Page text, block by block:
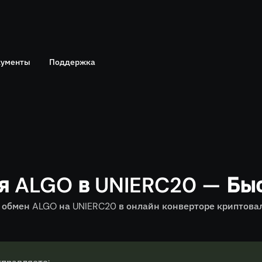
Поддержка
ALGO в UNIERC20 —
ALGO на UNIERC20 в онлайн конверторе